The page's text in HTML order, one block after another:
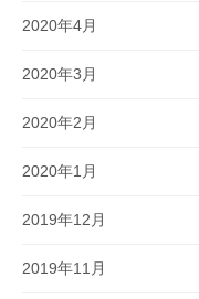
2020年4月
2020年3月
2020年2月
2020年1月
2019年12月
2019年11月